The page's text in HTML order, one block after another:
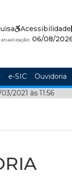
Acessibilidade
06/08/2026
e-SIC Ouvidoria
2021 às 11:56